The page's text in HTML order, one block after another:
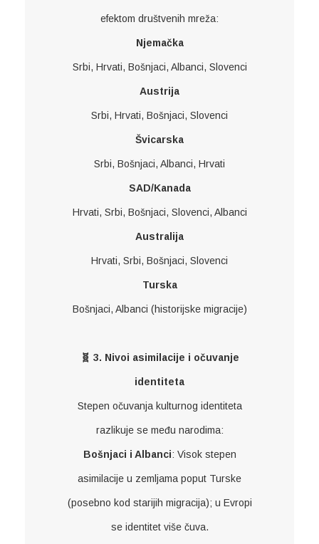
efektom društvenih mreža:
Njemačka
Srbi, Hrvati, Bošnjaci, Albanci, Slovenci
Austrija
Srbi, Hrvati, Bošnjaci, Slovenci
Švicarska
Srbi, Bošnjaci, Albanci, Hrvati
SAD/Kanada
Hrvati, Srbi, Bošnjaci, Slovenci, Albanci
Australija
Hrvati, Srbi, Bošnjaci, Slovenci
Turska
Bošnjaci, Albanci (historijske migracije)
🧬 3. Nivoi asimilacije i očuvanje
identiteta
Stepen očuvanja kulturnog identiteta
razlikuje se među narodima:
Bošnjaci i Albanci: Visok stepen
asimilacije u zemljama poput Turske
(posebno kod starijih migracija); u Evropi
se identitet više čuva.